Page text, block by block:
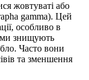
жовтуваті або
gamma). Цей
особливо в
знищують
Часто вони
та зменшення